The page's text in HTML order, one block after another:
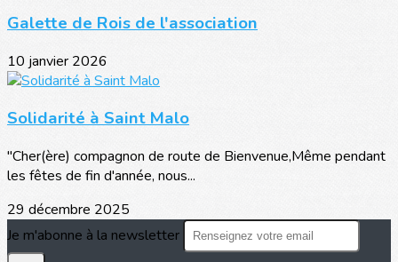
Galette de Rois de l'association
10 janvier 2026
Solidarité à Saint Malo
"Cher(ère) compagnon de route de Bienvenue,Même pendant
les fêtes de fin d'année, nous...
29 décembre 2025
Je m'abonne à la newsletter